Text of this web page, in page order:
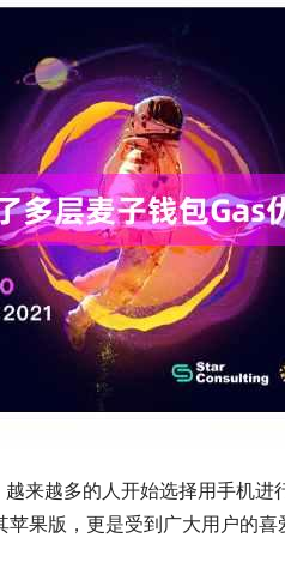
来越多的人开始选择用手机
果版，更是受到广大用户的喜